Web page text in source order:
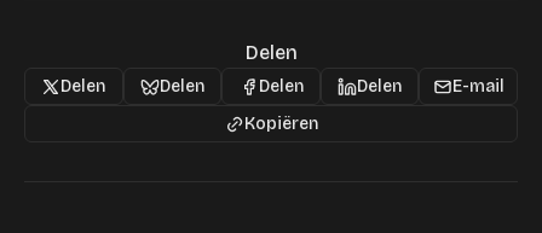
Delen
Delen Delen Delen Delen
E-mail
Kopiëren